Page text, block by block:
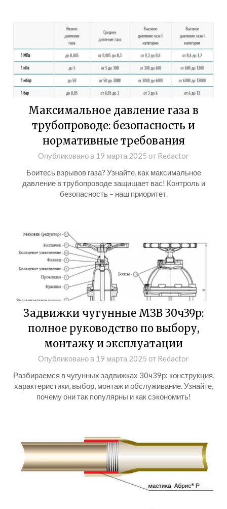
Максимальное давление газа в
трубопроводе: безопасность и
нормативные требования
Опубликовано в 19 марта 2025 от Redactor
Боитесь взрывов газа? Узнайте, как максимальное
давление в трубопроводе защищает вас! Контроль и
безопасность – наш приоритет.
Задвижки чугунные МЗВ 30ч39р:
полное руководство по выбору,
монтажу и эксплуатации
Опубликовано в 19 марта 2025 от Redactor
Разбираемся в чугунных задвижках 30ч39р: конструкция,
характеристики, выбор, монтаж и обслуживание. Узнайте,
почему они так популярны и как сэкономить!